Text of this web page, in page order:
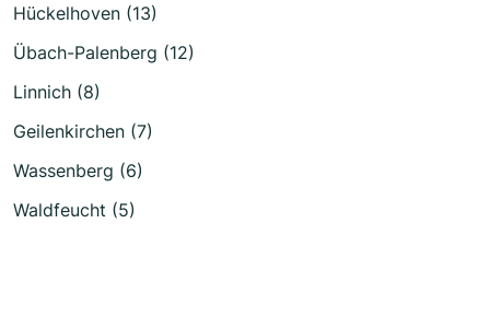
Hückelhoven (13)
Übach-Palenberg (12)
Linnich (8)
Geilenkirchen (7)
Wassenberg (6)
Waldfeucht (5)